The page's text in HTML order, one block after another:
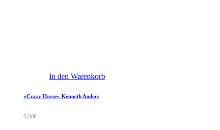
In den Warenkorb
»Crazy Horse« Kenneth Anders
9,00€